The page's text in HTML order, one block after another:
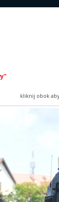
kliknij obok